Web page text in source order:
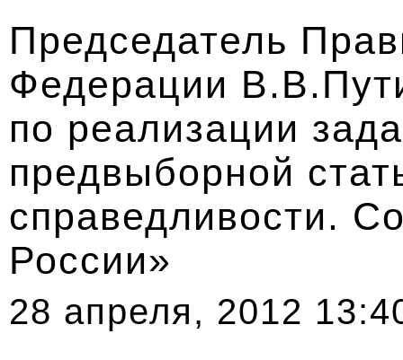
Председатель
Федерации
по реализации
предвыборной
справедливости.
России»
28 апреля, 2012